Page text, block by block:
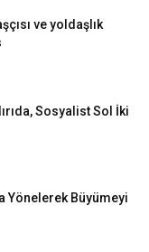
ve yoldaşlık
Sosyalist Sol İki
Yönelerek Büyümeyi